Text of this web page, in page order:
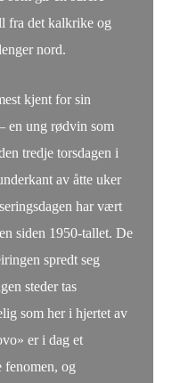
fra det kalkrike og
nord.
kjent for sin
en ung rødvin som
tredje torsdagen i
av åtte uker
har vært
siden 1950-tallet. De
spredt seg
steder tas
som her i hjertet av
er i dag et
fenomen, og